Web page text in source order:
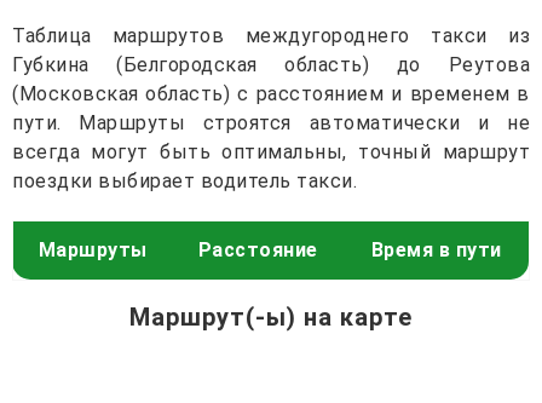
Таблица маршрутов междугороднего такси из
Губкина (Белгородская область) до Реутова
(Московская область) с расстоянием и временем в
пути. Маршруты строятся автоматически и не
всегда могут быть оптимальны, точный маршрут
поездки выбирает водитель такси.
Маршруты Расстояние Время в пути
Маршрут(-ы) на карте